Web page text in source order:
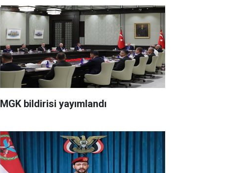
MGK bildirisi yayımlandı